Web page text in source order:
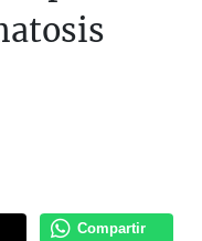
Compartir